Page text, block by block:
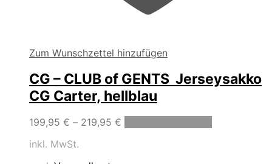
Zum Wunschzettel hinzufügen
CG – CLUB of GENTS Jerseysakko
CG Carter, hellblau
199,95 € – 219,95 €
inkl. MwSt.